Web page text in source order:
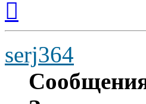
началу
serj364